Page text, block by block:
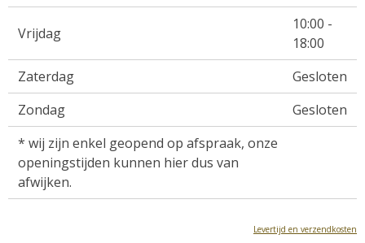
Vrijdag
10:00 -
18:00
Zaterdag
Gesloten
Zondag
Gesloten
* wij zijn enkel geopend op afspraak, onze
openingstijden kunnen hier dus van
afwijken.
Levertijd en verzendkosten